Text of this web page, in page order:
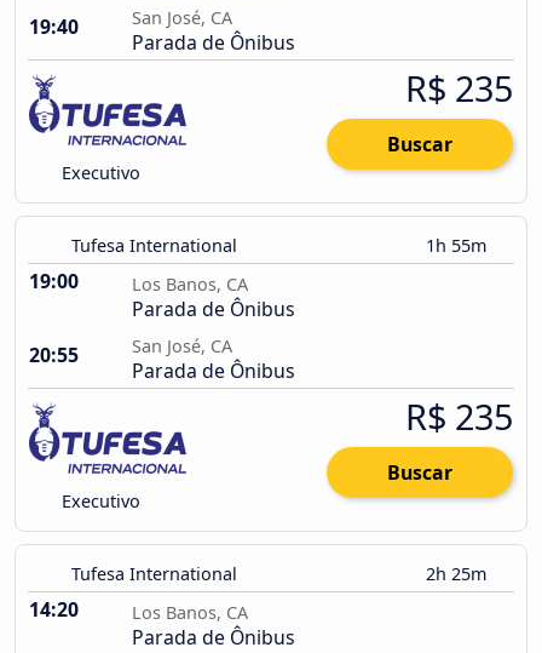
19:40
San José, CA
Parada de Ônibus
Executivo
R$ 235
Buscar
Tufesa International 1h 55m
19:00 Los Banos, CA
Parada de Ônibus
20:55
San José, CA
Parada de Ônibus
Executivo
R$ 235
Buscar
Tufesa International 2h 25m
14:20 Los Banos, CA
Parada de Ônibus